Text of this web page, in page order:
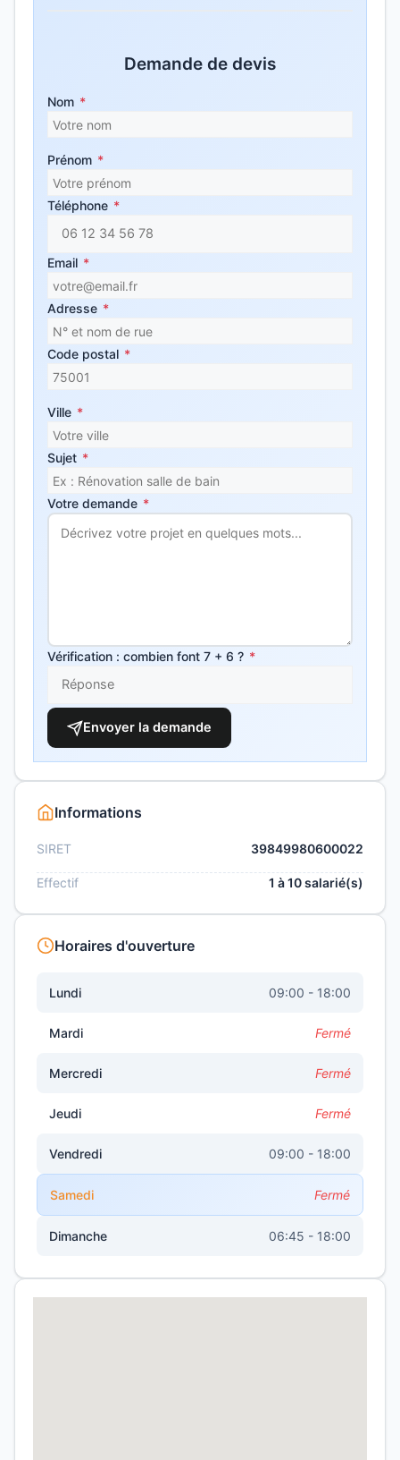
Demande de devis
Nom *
Prénom *
Téléphone *
Email *
Adresse *
Code postal *
Ville *
Sujet *
Votre demande *
Vérification : combien font 7 + 6 ? *
Envoyer la demande
Informations
SIRET 39849980600022
Effectif 1 à 10 salarié(s)
Horaires d'ouverture
Lundi 09:00 - 18:00
Mardi Fermé
Mercredi Fermé
Jeudi Fermé
Vendredi 09:00 - 18:00
Samedi Fermé
Dimanche 06:45 - 18:00